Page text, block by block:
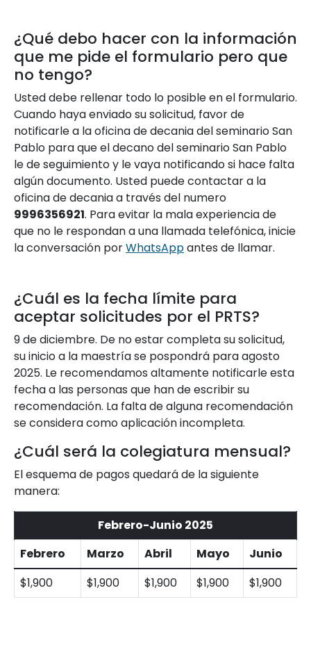
¿Qué debo hacer con la información
que me pide el formulario pero que
no tengo?
Usted debe rellenar todo lo posible en el formulario.
Cuando haya enviado su solicitud, favor de
notificarle a la oficina de decania del seminario San
Pablo para que el decano del seminario San Pablo
le de seguimiento y le vaya notificando si hace falta
algún documento. Usted puede contactar a la
oficina de decania a través del numero
9996356921. Para evitar la mala experiencia de
que no le respondan a una llamada telefónica, inicie
la conversación porWhatsAppantes de llamar.
¿Cuál es la fecha límite para
aceptar solicitudes por el PRTS?
9 de diciembre. De no estar completa su solicitud,
su inicio a la maestría se pospondrá para agosto
2025. Le recomendamos altamente notificarle esta
fecha a las personas que han de escribir su
recomendación. La falta de alguna recomendación
se considera como aplicación incompleta.
¿Cuál será la colegiatura mensual?
El esquema de pagos quedará de la siguiente
manera:
Febrero-Junio 2025
Febrero
Marzo Abril Mayo
Junio
$1,900
$1,900 $1,900 $1,900 $1,900